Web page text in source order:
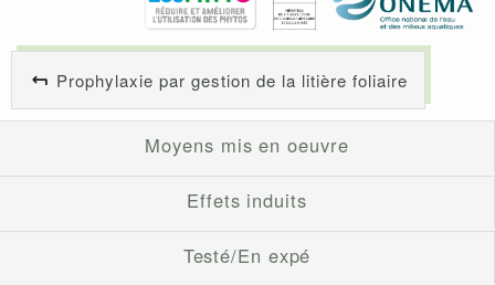
Prophylaxie par gestion de la litière foliaire
Moyens mis en oeuvre
Effets induits
Testé/En expé